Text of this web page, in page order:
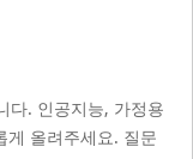
다. 인공지능, 가정용
게 올려주세요. 질문